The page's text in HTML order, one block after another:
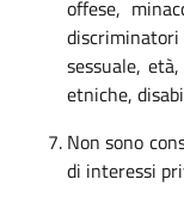
offese,
sessuale,
etniche,
Non sono
di interessi